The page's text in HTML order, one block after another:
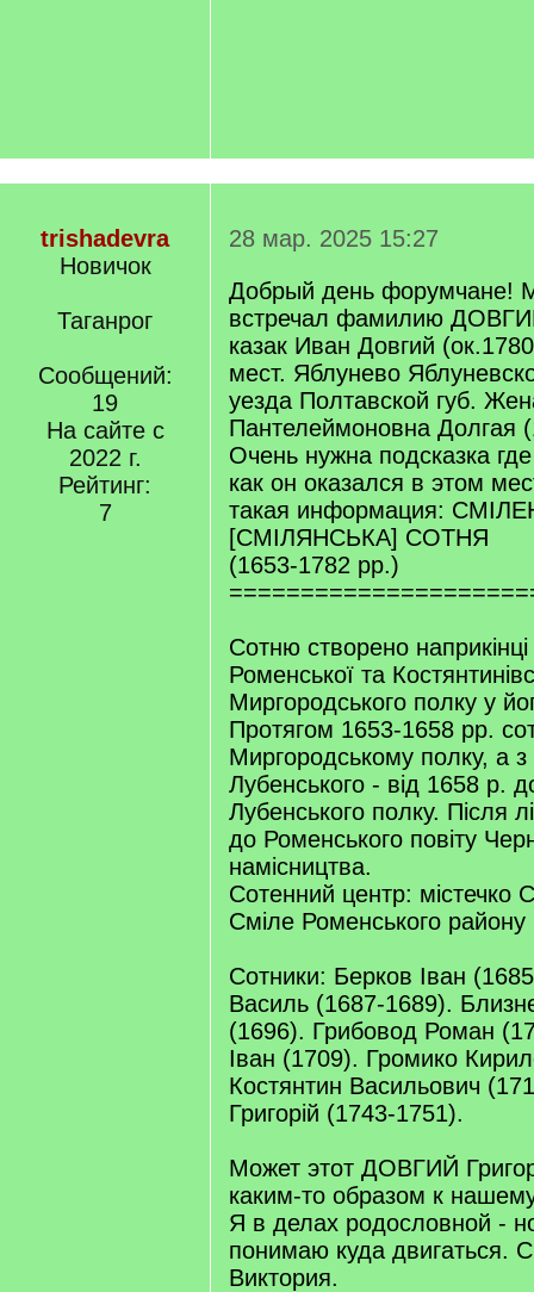
trishadevra
Новичок
Таганрог
Сообщений:
19
На сайте с
2022 г.
Рейтинг:
7
28 мар. 2025 15:27
Добрый день форумчане!
встречал фамилию
казак Иван Довгий
мест. Яблунево
уезда Полтавской губ.
Пантелеймоновна Долгая
Очень нужна подсказка
как он оказался в этом
такая информация:
[СМІЛЯНСЬКА] СОТНЯ
(1653-1782 pp.)
Сотню створено наприкінці
Роменської та
Миргородського полку у
Протягом 1653-1658 pp.
Миргородському полку, а
Лубенського - від 1658 р.
Лубенського полку. Після
до Роменського повіту
намісництва.
Сотенний центр: містечко
Сміле Роменського району
Сотники: Берков Іван
Василь (1687-1689).
(1696). Грибовод Роман
Іван (1709). Громико
Костянтин Васильович
Григорій (1743-1751).
Может этот ДОВГИЙ
каким-то образом к
Я в делах родословной -
понимаю куда двигаться.
Виктория.